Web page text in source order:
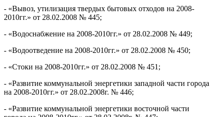
- «Вывоз, утилизация твердых бытовых отходов на 2008-
2010гг.» от 28.02.2008 № 445;
- «Водоснабжение на 2008-2010гг.» от 28.02.2008 № 449;
- «Водоотведение на 2008-2010гг.» от 28.02.2008 № 450;
- «Стоки на 2008-2010гг.» от 28.02.2008 № 451;
- «Развитие коммунальной энергетики западной части города
на 2008-2010гг.» от 28.02.2008г. № 446;
- «Развитие коммунальной энергетики восточной части